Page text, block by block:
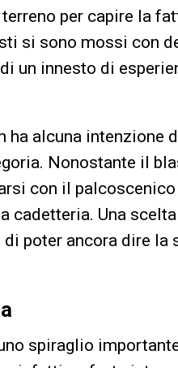
per capire la
si sono mossi con
un innesto di
ha alcuna intenzione
Nonostante il
con il
cadetteria. Una scelta
poter ancora dire la
spiraglio